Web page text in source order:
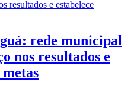
rede municipal
nos resultados e
metas